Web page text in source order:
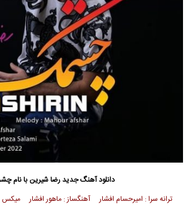
دانلود آهنگ جدیدرضا شیرین با نام
ترانه سرا : امیرحسام افشار آهنگساز : ماهور افشار